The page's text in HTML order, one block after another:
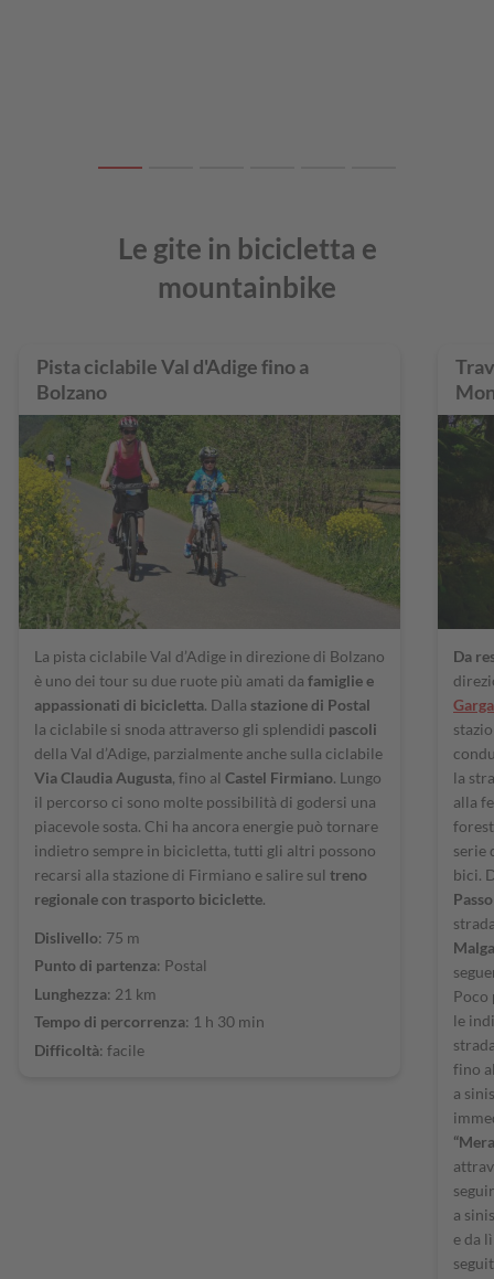
Le gite in bicicletta e
mountainbike
Pista ciclabile Val d'Adige fino a
Bolzano
La pista ciclabile Val d’Adige in direzione di Bolzano
è uno dei tour su due ruote più amati da famiglie e
appassionati di bicicletta. Dalla stazione di Postal
la ciclabile si snoda attraverso gli splendidi pascoli
della Val d’Adige, parzialmente anche sulla ciclabile
Via Claudia Augusta, fino al Castel Firmiano. Lungo
il percorso ci sono molte possibilità di godersi una
piacevole sosta. Chi ha ancora energie può tornare
indietro sempre in bicicletta, tutti gli altri possono
recarsi alla stazione di Firmiano e salire sul treno
regionale con trasporto biciclette.
Dislivello: 75 m
Punto di partenza: Postal
Lunghezza: 21 km
Tempo di percorrenza: 1 h 30 min
Difficoltà: facile
Da
la
alla
serie
bici.
Poco
le
fino
a
a
e da